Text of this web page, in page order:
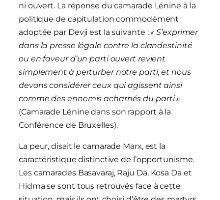
ni ouvert. La réponse du camarade Lénine à la
politique de capitulation commodément
adoptée par Devji est la suivante : « S’exprimer
dans la presse légale contre la clandestinité
ou en faveur d’un parti ouvert revient
simplement à perturber notre parti, et nous
devons considérer ceux qui agissent ainsi
comme des ennemis acharnés du parti »
(Camarade Lénine dans son rapport à la
Conférence de Bruxelles).
La peur, disait le camarade Marx, est la
caractéristique distinctive de l’opportunisme.
Les camarades Basavaraj, Raju Da, Kosa Da et
Hidma se sont tous retrouvés face à cette